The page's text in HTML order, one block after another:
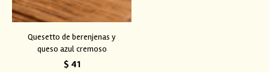
Quesetto de berenjenas y
queso azul cremoso
$ 41